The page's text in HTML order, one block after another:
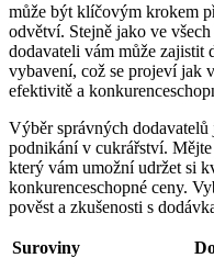
může být klíčovým krokem
odvětví. Stejně jako ve
dodavateli vám může zajistit
vybavení, což se projeví jak
efektivitě a
Výběr správných
podnikání v cukrářství.
který vám umožní udržet si
konkurenceschopné ceny.
pověst a zkušenosti s
Suroviny